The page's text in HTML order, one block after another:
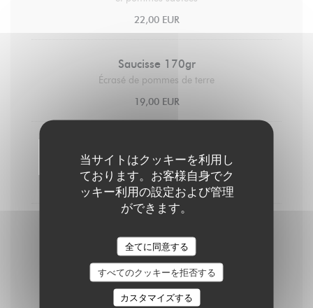
当サイトはクッキーを利用し
ております。お客様自身でク
ッキー利用の設定および管理
ができます。
全てに同意する
すべてのクッキーを拒否する
カスタマイズする
22,00 EUR
Saucisse 170gr
Écrasé de pommes de terre
19,00 EUR
Sauce vierge & légumes de saison rôtis à la plancha
22,00 EUR
+/- 1,2kg origine France Sauces vin rouge, poivre et
gorgonzola Frites maison
79,00 EUR